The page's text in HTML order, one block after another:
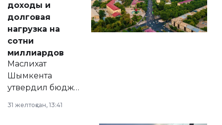
доходы и
долговая
нагрузка на
сотни
миллиардов
Маслихат
Шымкента
утвердил бюджет
2028 годы.
31 желтоқсан, 13:41